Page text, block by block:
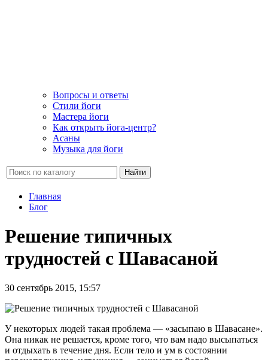
Вопросы и ответы
Стили йоги
Мастера йоги
Как открыть йога-центр?
Асаны
Музыка для йоги
Найти
Главная
Блог
Решение типичных
трудностей с Шавасаной
30 сентябрь 2015, 15:57
У некоторых людей такая проблема — «засыпаю в Шавасане».
Она никак не решается, кроме того, что вам надо высыпаться
и отдыхать в течение дня. Если тело и ум в состоянии